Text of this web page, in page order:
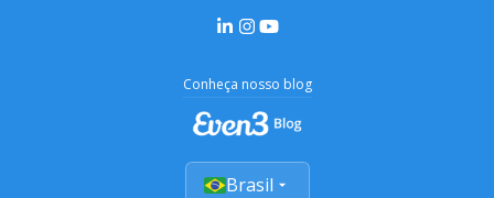
Conheça nosso blog
Brasil